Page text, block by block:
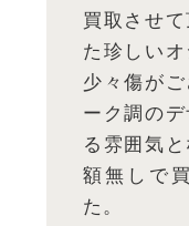
買取させ
た珍しいオ
少々傷が
ーク調の
る雰囲気
額無しで
た。